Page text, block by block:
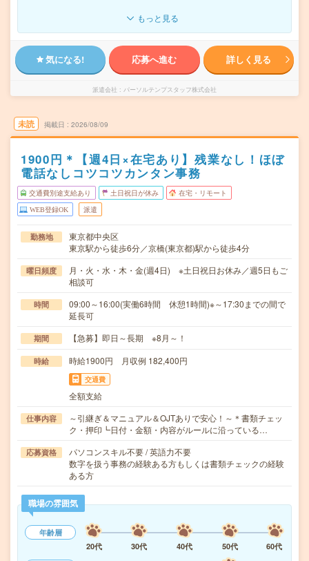
もっと見る
気になる! 応募へ進む 詳しく見る
派遣会社 パーソルテンプスタッフ株式会社
未読 掲載日 2026/08/09
1900円＊【週4日×在宅あり】残業なし！ほぼ
電話なしコツコツカンタン事務
交通費別途支給あり 土日祝日が休み 在宅・リモート
WEB登録OK 派遣
勤務地
東京都中央区
東京駅から徒歩6分／京橋(東京都)駅から徒歩4分
曜日頻度
月・火・水・木・金(週4日) ※土日祝日お休み／週5日もご
相談可
時間
09:00～16:00(実働6時間 休憩1時間)※～17:30までの間で
延長可
期間 【急募】即日～長期 ※8月～！
時給 時給1900円 月収例 182,400円
交通費
全額支給
仕事内容
～引継ぎ＆マニュアル＆OJTありで安心！～＊書類チェッ
ク・押印┗日付・金額・内容がルールに沿っている…
応募資格
パソコンスキル不要 / 英語力不要
数字を扱う事務の経験ある方もしくは書類チェックの経験
ある方
職場の雰囲気
年齢層
20代
30代 40代 50代
60代